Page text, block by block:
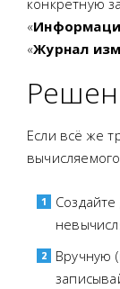
конкретную
«
«Журнал
Если всё же
Вручную